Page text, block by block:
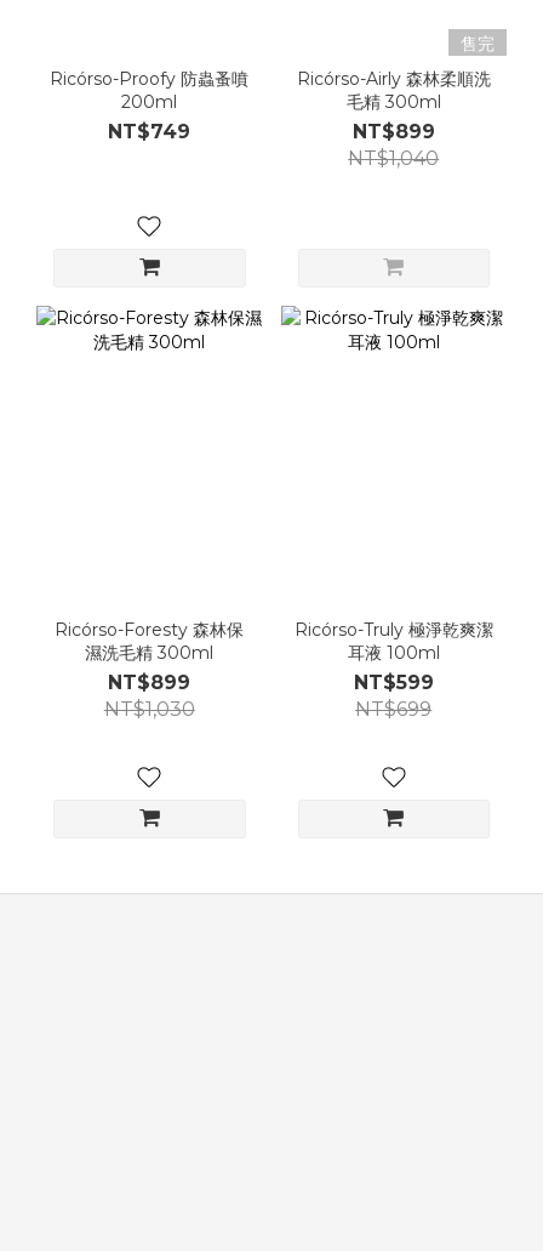
Ricórso-Proofy 防蟲蚤噴
200ml
NT$749
售完
Ricórso-Airly 森林柔順洗
毛精 300ml
NT$899
NT$1,040
Ricórso-Foresty 森林保
濕洗毛精 300ml
NT$899
NT$1,030
Ricórso-Truly 極淨乾爽潔
耳液 100ml
NT$599
NT$699